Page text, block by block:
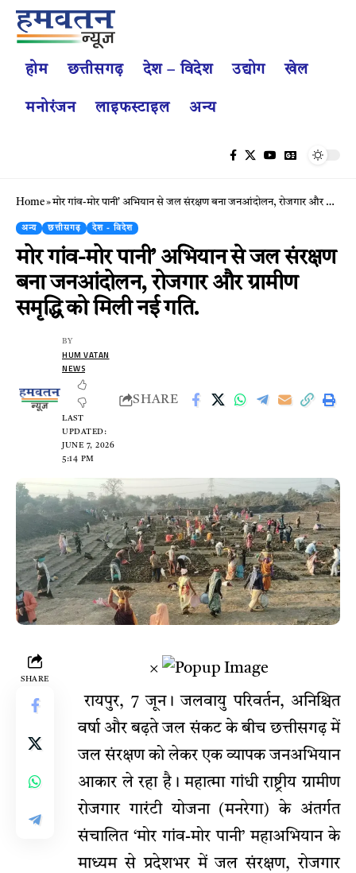
होम छत्तीसगढ़ देश – विदेश उद्योग खेल
मनोरंजन लाइफस्टाइल अन्य
Home»मोर गांव-मोर पानी’ अभियान से जल संरक्षण बना जनआंदोलन, रोजगार और ग्रामीण समृद्धि को मिली नई गति.
अन्य छत्तीसगढ़ देश - विदेश
मोर गांव-मोर पानी’ अभियान से जल संरक्षण
बना जनआंदोलन, रोजगार और ग्रामीण
समृद्धि को मिली नई गति.
LAST
UPDATED:
JUNE 7, 2026
5:14 PM
BY
HUM VATAN
NEWS
SHARE
SHARE
×
रायपुर, 7 जून। जलवायु परिवर्तन, अनिश्चित
वर्षा और बढ़ते जल संकट के बीच छत्तीसगढ़ में
जल संरक्षण को लेकर एक व्यापक जनअभियान
आकार ले रहा है। महात्मा गांधी राष्ट्रीय ग्रामीण
रोजगार गारंटी योजना (मनरेगा) के अंतर्गत
संचालित ‘मोर गांव-मोर पानी’ महाअभियान के
माध्यम से प्रदेशभर में जल संरक्षण, रोजगार